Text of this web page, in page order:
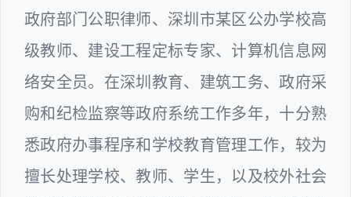
政府部门公职律师、深圳市某区公办学校高
级教师、建设工程定标专家、计算机信息网
络安全员。在深圳教育、建筑工务、政府采
购和纪检监察等政府系统工作多年，十分熟
悉政府办事程序和学校教育管理工作，较为
擅长处理学校、教师、学生，以及校外社会